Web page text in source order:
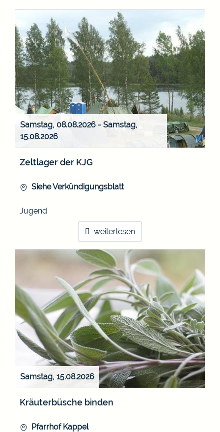
Samstag, 08.08.2026 - Samstag,
15.08.2026
Zeltlager der KJG
Siehe Verkündigungsblatt
Jugend
weiterlesen
Samstag, 15.08.2026
Kräuterbüsche binden
Pfarrhof Kappel